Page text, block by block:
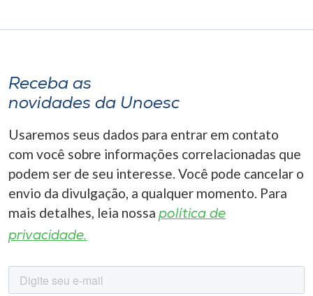
Receba as
novidades da Unoesc
Usaremos seus dados para entrar em contato
com você sobre informações correlacionadas que
podem ser de seu interesse. Você pode cancelar o
envio da divulgação, a qualquer momento. Para
mais detalhes, leia nossa política de
privacidade.